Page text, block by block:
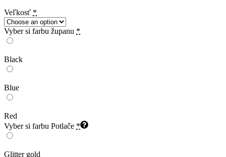
Veľkosť *
Vyber si farbu županu *
Black
Blue
Red
Vyber si farbu Potlače *
Glitter gold